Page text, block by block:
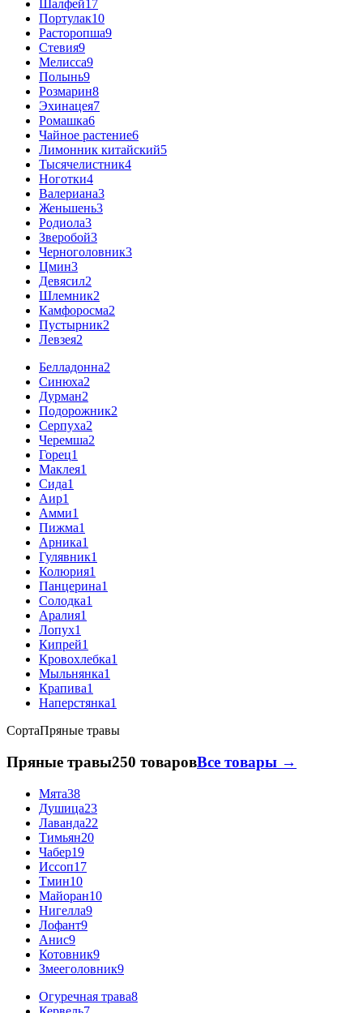
Шалфей17
Портулак10
Расторопша9
Стевия9
Мелисса9
Полынь9
Розмарин8
Эхинацея7
Ромашка6
Чайное растение6
Лимонник китайский5
Тысячелистник4
Ноготки4
Валериана3
Женьшень3
Родиола3
Зверобой3
Черноголовник3
Цмин3
Девясил2
Шлемник2
Камфоросма2
Пустырник2
Левзея2
Белладонна2
Синюха2
Дурман2
Подорожник2
Серпуха2
Черемша2
Горец1
Маклея1
Сида1
Аир1
Амми1
Пижма1
Арника1
Гулявник1
Колюрия1
Панцерина1
Солодка1
Аралия1
Лопух1
Кипрей1
Кровохлебка1
Мыльнянка1
Крапива1
Наперстянка1
СортаПряные травы
Пряные травы250 товаровВсе товары →
Мята38
Душица23
Лаванда22
Тимьян20
Чабер19
Иссоп17
Тмин10
Майоран10
Нигелла9
Лофант9
Анис9
Котовник9
Змееголовник9
Огуречная трава8